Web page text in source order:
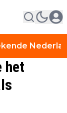
het